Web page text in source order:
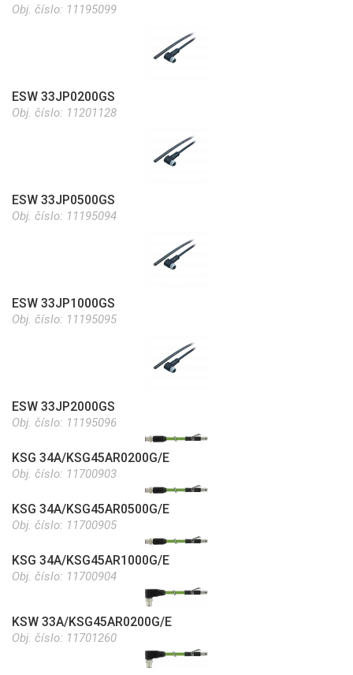
Obj. číslo: 11195099
ESW 33JP0200GS
Obj. číslo: 11201128
ESW 33JP0500GS
Obj. číslo: 11195094
ESW 33JP1000GS
Obj. číslo: 11195095
ESW 33JP2000GS
Obj. číslo: 11195096
KSG 34A/KSG45AR0200G/E
Obj. číslo: 11700903
KSG 34A/KSG45AR0500G/E
Obj. číslo: 11700905
KSG 34A/KSG45AR1000G/E
Obj. číslo: 11700904
KSW 33A/KSG45AR0200G/E
Obj. číslo: 11701260